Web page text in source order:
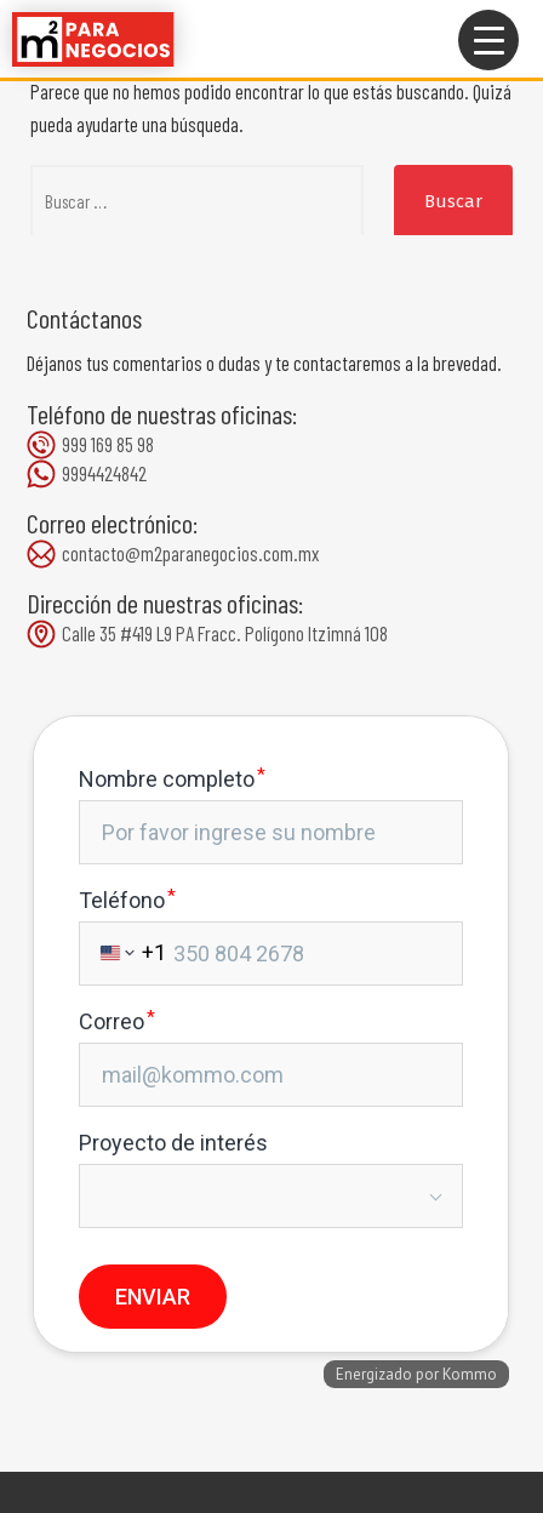
Saltar
contenido
No se ha encontrado nada
Parece que no hemos podido encontrar lo que estás buscando. Quizá
pueda ayudarte una búsqueda.
Contáctanos
Déjanos tus comentarios o dudas y te contactaremos a la brevedad.
Teléfono de nuestras oficinas:
999 169 85 98
9994424842
Correo electrónico:
contacto@m2paranegocios.com.mx
Dirección de nuestras oficinas:
Calle 35 #419 L9 PA Fracc. Polígono Itzimná 108